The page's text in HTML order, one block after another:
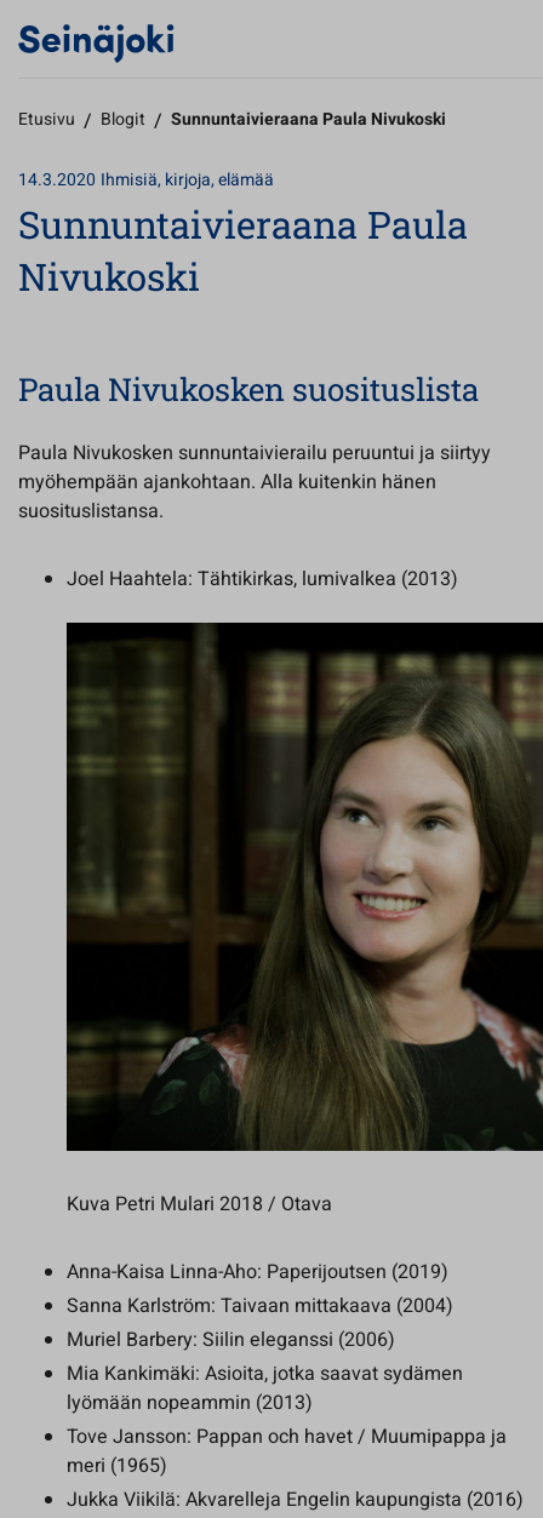
Etusivu / Blogit / Sunnuntaivieraana Paula Nivukoski
14.3.2020 Ihmisiä, kirjoja, elämää
Sunnuntaivieraana Paula
Nivukoski
Paula Nivukosken suosituslista
Paula Nivukosken sunnuntaivierailu peruuntui ja siirtyy
myöhempään ajankohtaan. Alla kuitenkin hänen
suosituslistansa.
Joel Haahtela: Tähtikirkas, lumivalkea (2013)
Kuva Petri Mulari 2018 / Otava
Anna-Kaisa Linna-Aho: Paperijoutsen (2019)
Sanna Karlström: Taivaan mittakaava (2004)
Muriel Barbery: Siilin eleganssi (2006)
Mia Kankimäki: Asioita, jotka saavat sydämen
lyömään nopeammin (2013)
Tove Jansson: Pappan och havet / Muumipappa ja
meri (1965)
Jukka Viikilä: Akvarelleja Engelin kaupungista (2016)